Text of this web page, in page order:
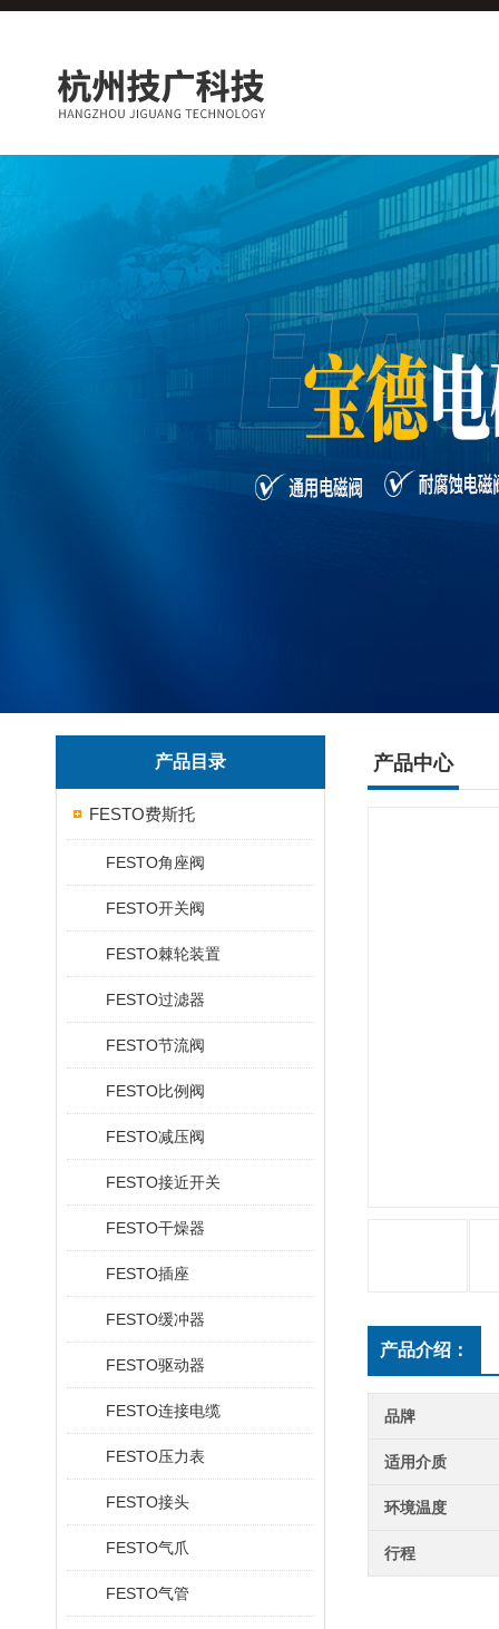
产品目录
FESTO费斯托
FESTO角座阀
FESTO开关阀
FESTO棘轮装置
FESTO过滤器
FESTO节流阀
FESTO比例阀
FESTO减压阀
FESTO接近开关
FESTO干燥器
FESTO插座
FESTO缓冲器
FESTO驱动器
FESTO连接电缆
FESTO压力表
FESTO接头
FESTO气爪
FESTO气管
产品中心
产品介绍：
品牌
适用介质
环境温度
行程